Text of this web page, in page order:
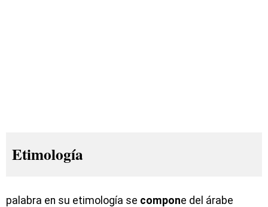
Etimología
palabra en su etimología se compone del árabe